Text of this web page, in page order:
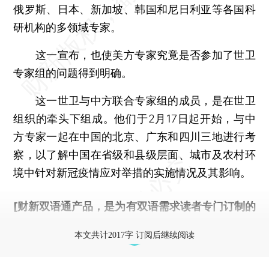
俄罗斯、日本、新加坡、韩国和尼日利亚等各国科
研机构的多领域专家。
这一宣布，也使美方专家究竟是否参加了世卫
专家组的问题得到明确。
这一世卫与中方联合专家组的成员，是在世卫
组织的牵头下组成。他们于2月17日起开始，与中
方专家一起在中国的北京、广东和四川三地进行考
察，以了解中国在省级和县级层面、城市及农村环
境中针对新冠疫情应对举措的实施情况及其影响。
[财新双语通产品，是为有双语需求读者专门订制的
本文共计2017字 订阅后继续阅读